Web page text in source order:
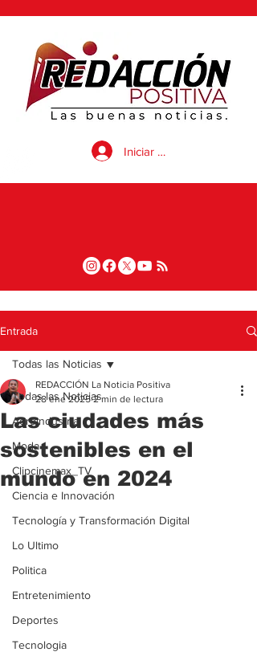
Iniciar sesión
Entrada
Todas las Noticias
Agroindustria
Moda
Clipcinemax_TV
Ciencia e Innovación
Tecnología y Transformación Digital
Lo Ultimo
Politica
Entretenimiento
Deportes
Tecnologia
Todas las Noticias
Las ciudades más
sostenibles en el
mundo en 2024
REDACCIÓN La Noticia Positiva
28 ene 2025 2 min de lectura